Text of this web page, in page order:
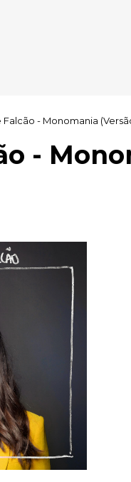
Falcão - Monomania
-